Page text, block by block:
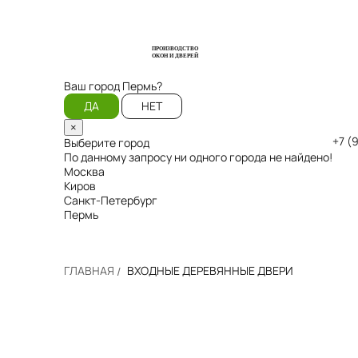
ПРОИЗВОДСТВО
ОКОН И ДВЕРЕЙ
Ваш город Пермь?
ДА
НЕТ
×
Выберите город
По данному запросу ни одного города не найдено!
Москва
Киров
Санкт-Петербург
Пермь
+7
ГЛАВНАЯ ВХОДНЫЕ ДЕРЕВЯННЫЕ ДВЕРИ